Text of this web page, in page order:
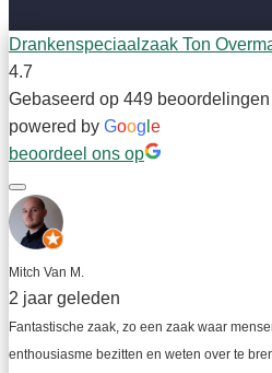
Drankenspeciaalzaak Ton
4.7
Gebaseerd op 449 beoordelingen
powered by Goog e
beoordeel ons op
Mitch Van M.
2 jaar geleden
Fantastische zaak, zo een zaak waar
enthousiasme bezitten en weten over te